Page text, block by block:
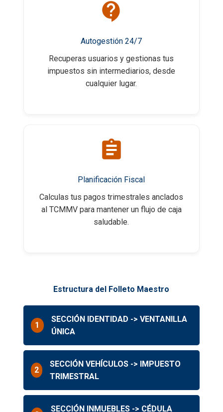
Autogestión 24/7
Recuperas usuarios y gestionas tus
impuestos sin intermediarios, desde
cualquier lugar.
Planificación Fiscal
Calculas tus pagos trimestrales anclados
al TCMMV para mantener un flujo de caja
saludable.
Estructura del Folleto Maestro
1
SECCIÓN IDENTIDAD -> VENTANILLA
ÚNICA
2
SECCIÓN VEHÍCULOS -> IMPUESTO
TRIMESTRAL
SECCIÓN INMUEBLES -> CÉDULA